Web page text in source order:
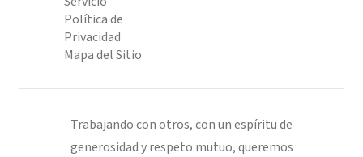
Política de
Privacidad
Mapa del Sitio
Trabajando con otros, con un espíritu de
generosidad y respeto mutuo, queremos